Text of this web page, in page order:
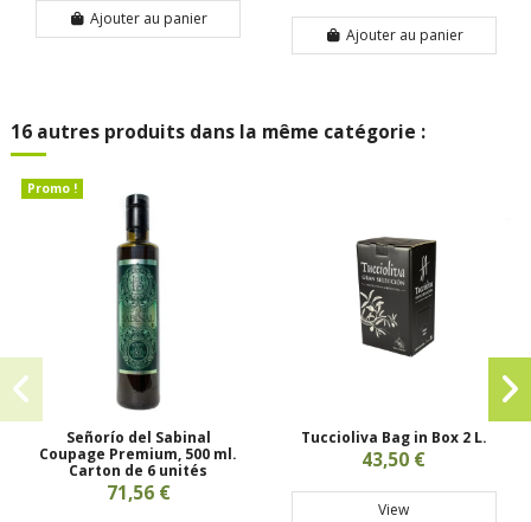
Ajouter au panier
Ajouter au panier
16 autres produits dans la même catégorie :
Promo !
Señorío del Sabinal
Coupage Premium, 500 ml.
Carton de 6 unités
71,56 €
Tuccioliva Bag in Box 2 L.
43,50 €
View